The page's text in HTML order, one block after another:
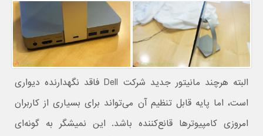
البته هرچند مانیتور جدید شرکت Dell فاقد نگهدارنده دیواری
است، اما پایه قابل تنظیم آن می‌تواند برای بسیاری از کاربران
امروزی کامپیوترها قانع‌کننده باشد. این نمیشگر به گونه‌ای